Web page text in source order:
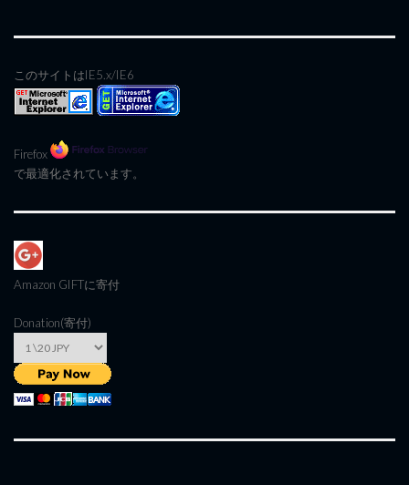
このサイトはIE5.x/IE6
Firefox
で最適化されています。
Amazon GIFTに寄付
Donation(寄付)